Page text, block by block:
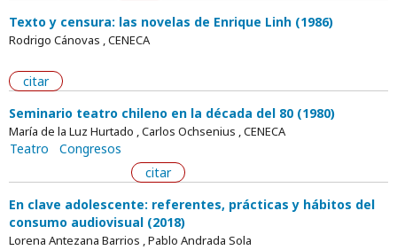
Texto y censura: las novelas de Enrique Linh (1986)
Rodrigo Cánovas , CENECA
citar
Seminario teatro chileno en la década del 80 (1980)
María de la Luz Hurtado , Carlos Ochsenius , CENECA
Teatro
Congresos
citar
En clave adolescente: referentes, prácticas y hábitos del
consumo audiovisual (2018)
Lorena Antezana Barrios , Pablo Andrada Sola